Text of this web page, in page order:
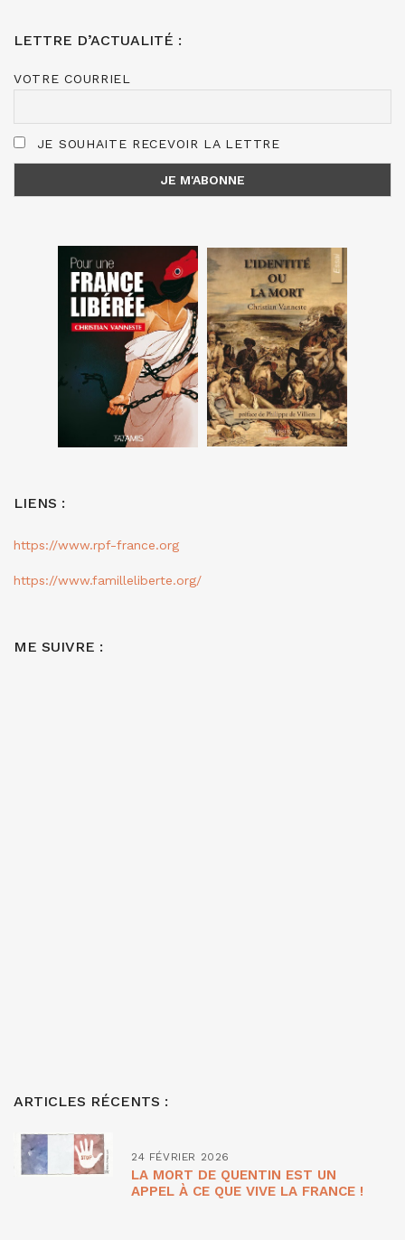
LETTRE D’ACTUALITÉ :
VOTRE COURRIEL
JE SOUHAITE RECEVOIR LA LETTRE
LIENS :
https://www.rpf-france.org
https://www.familleliberte.org/
ME SUIVRE :
ARTICLES RÉCENTS :
24 FÉVRIER 2026
LA MORT DE QUENTIN EST UN
APPEL À CE QUE VIVE LA FRANCE !